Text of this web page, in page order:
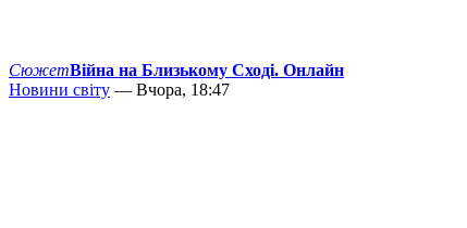
СюжетВійна на Близькому Сході. Онлайн
Новини світу — Вчора, 18:47